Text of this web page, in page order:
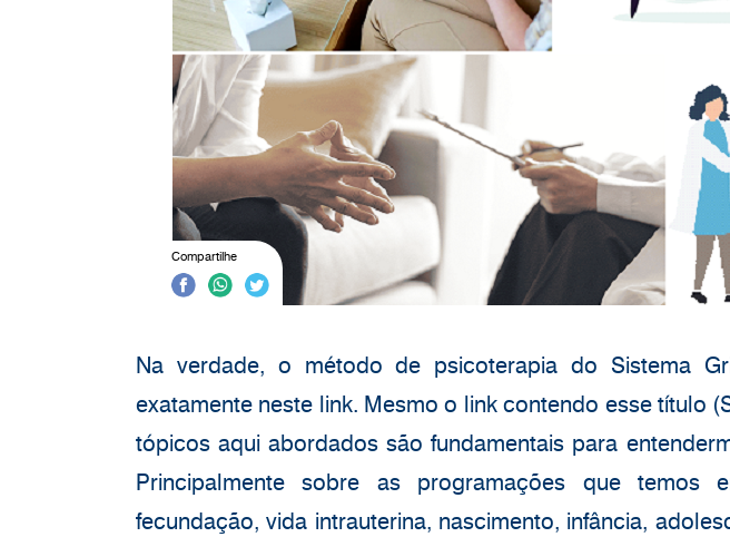
Compartilhe
Na verdade, o método de psicoterapia do Sistema
exatamente neste link. Mesmo o link contendo esse título
tópicos aqui abordados são fundamentais para
Principalmente sobre as programações que temos
fecundação, vida intrauterina, nascimento, infância,